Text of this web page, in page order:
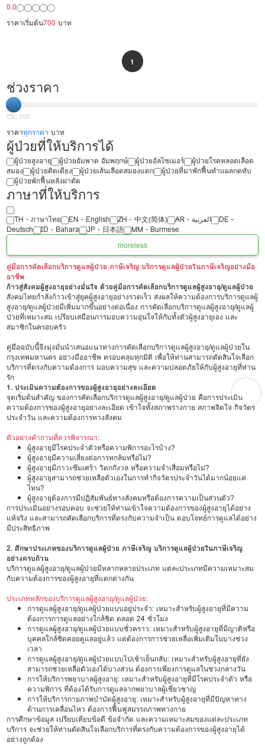
0.0
ราคาเริ่มต้น700 บาท
1
ช่วงราคา
050,000
ราคาทุกราคา บาท
ผู้ป่วยที่ให้บริการได้
ผู้ป่วยสูงอายุ ผู้ป่วยอัมพาต อัมพฤกษ์ ผู้ป่วยอัลไซเมอร์
ผู้ป่วยโรคหลอดเลือด
สมอง
ผู้ป่วยติดเตียง ผู้ป่วยเส้นเลือดสมองแตก
ผู้ป่วยที่มาพักฟื้นทำแผลกดทับ
ผู้ป่วยพักฟื้นหลังผ่าตัด
ภาษาที่ให้บริการ
TH - ‏ภาษาไทย EN - English ZH - 中文(简体) ‏AR - ‏العربية‏
DE -
Deutsch
ID - Bahara JP - 日本語
MM - Burmese
moreless
คู่มือการคัดเลือกบริการดูแลผู้ป่วย ภาษีเจริญ บริการดูแลผู้ป่วยในภาษีเจริญอย่างมือ
อาชีพ
ก้าวสู่สังคมผู้สูงอายุอย่างมั่นใจ ด้วยคู่มือการคัดเลือกบริการดูแลผู้สูงอายุ/ดูแลผู้ป่วย
สังคมไทยกำลังก้าวเข้าสู่ยุคผู้สูงอายุอย่างรวดเร็ว ส่งผลให้ความต้องการบริการดูแลผู้
สูงอายุ/ดูแลผู้ป่วยมีเพิ่มมากขึ้นอย่างต่อเนื่อง การคัดเลือกบริการดูแลผู้สูงอายุ/ดูแลผู้
ป่วยที่เหมาะสม เปรียบเสมือนการมอบความอุ่นใจให้กับทั้งตัวผู้สูงอายุเอง และ
สมาชิกในครอบครัว
คู่มือฉบับนี้จึงมุ่งมั่นนำเสนอแนวทางการคัดเลือกบริการดูแลผู้สูงอายุ/ดูแลผู้ป่วยใน
กรุงเทพมหานคร อย่างมืออาชีพ ครอบคลุมทุกมิติ เพื่อให้ท่านสามารถตัดสินใจเลือก
บริการที่ตรงกับความต้องการ มอบความสุข และความปลอดภัยให้กับผู้สูงอายุที่ท่าน
รัก
1. ประเมินความต้องการของผู้สูงอายุอย่างละเอียด
จุดเริ่มต้นสำคัญ ของการคัดเลือกบริการดูแลผู้สูงอายุ/ดูแลผู้ป่วย คือการประเมิน
ความต้องการของผู้สูงอายุอย่างละเอียด เข้าใจทั้งสภาพร่างกาย สภาพจิตใจ กิจวัตร
ประจำวัน และความต้องการทางสังคม
ตัวอย่างคำถามที่ควรพิจารณา:
ผู้สูงอายุมีโรคประจำตัวหรือความพิการอะไรบ้าง?
ผู้สูงอายุมีความเสี่ยงต่อการหกล้มหรือไม่?
ผู้สูงอายุมีภาวะซึมเศร้า วิตกกังวล หรือความจำเสื่อมหรือไม่?
ผู้สูงอายุสามารถช่วยเหลือตัวเองในการทำกิจวัตรประจำวันได้มากน้อยแค่
ไหน?
ผู้สูงอายุต้องการมีปฏิสัมพันธ์ทางสังคมหรือต้องการความเป็นส่วนตัว?
การประเมินอย่างรอบคอบ จะช่วยให้ท่านเข้าใจความต้องการของผู้สูงอายุได้อย่าง
แท้จริง และสามารถคัดเลือกบริการที่ตรงกับความจำเป็น ตอบโจทย์การดูแลได้อย่าง
มีประสิทธิภาพ
2. ศึกษาประเภทของบริการดูแลผู้ป่วย ภาษีเจริญ บริการดูแลผู้ป่วยในภาษีเจริญ
อย่างครบถ้วน
บริการดูแลผู้สูงอายุ/ดูแลผู้ป่วยมีหลากหลายประเภท แต่ละประเภทมีความเหมาะสม
กับความต้องการของผู้สูงอายุที่แตกต่างกัน
ประเภทหลักของบริการดูแลผู้สูงอายุ/ดูแลผู้ป่วย:
การดูแลผู้สูงอายุ/ดูแลผู้ป่วยแบบอยู่ประจำ: เหมาะสำหรับผู้สูงอายุที่มีความ
ต้องการการดูแลอย่างใกล้ชิด ตลอด 24 ชั่วโมง
การดูแลผู้สูงอายุ/ดูแลผู้ป่วยแบบชั่วคราว: เหมาะสำหรับผู้สูงอายุที่มีญาติหรือ
บุคคลใกล้ชิดคอยดูแลอยู่แล้ว แต่ต้องการการช่วยเหลือเพิ่มเติมในบางช่วง
เวลา
การดูแลผู้สูงอายุ/ดูแลผู้ป่วยแบบไปเช้าเย็นกลับ: เหมาะสำหรับผู้สูงอายุที่ยัง
สามารถช่วยเหลือตัวเองได้บางส่วน ต้องการเพียงการดูแลในช่วงกลางวัน
การให้บริการพยาบาลผู้สูงอายุ: เหมาะสำหรับผู้สูงอายุที่มีโรคประจำตัว หรือ
ความพิการ ที่ต้องได้รับการดูแลจากพยาบาลผู้เชี่ยวชาญ
การให้บริการกายภาพบำบัดผู้สูงอายุ: เหมาะสำหรับผู้สูงอายุที่มีปัญหาทาง
ด้านการเคลื่อนไหว ต้องการฟื้นฟูสมรรถภาพทางกาย
การศึกษาข้อมูล เปรียบเทียบข้อดี ข้อจำกัด และความเหมาะสมของแต่ละประเภท
บริการ จะช่วยให้ท่านตัดสินใจเลือกบริการที่ตรงกับความต้องการของผู้สูงอายุได้
อย่างถูกต้อง